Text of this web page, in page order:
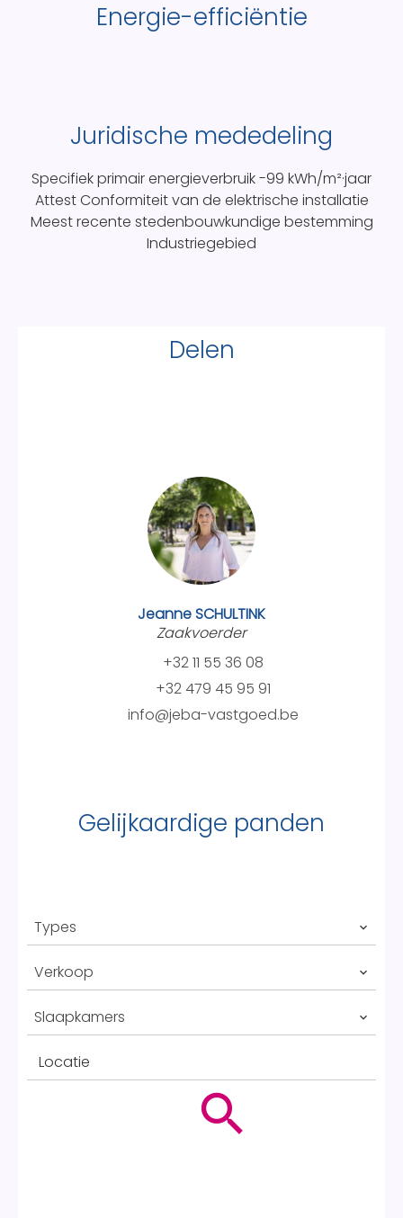
Energie-efficiëntie
Juridische mededeling
Specifiek primair energieverbruik-99 kWh/m²·jaar
Attest Conformiteit van de elektrische installatie
Meest recente stedenbouwkundige bestemming
Industriegebied
Delen
Jeanne SCHULTINK
Zaakvoerder
+32 11 55 36 08
+32 479 45 95 91
info@jeba-vastgoed.be
Gelijkaardige panden
Types
Verkoop
Slaapkamers
Locatie